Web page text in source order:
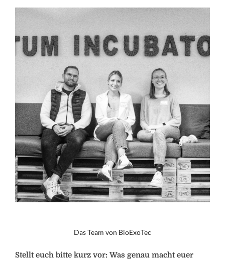
Das Team von BioExoTec
Stellt euch bitte kurz vor: Was genau macht euer